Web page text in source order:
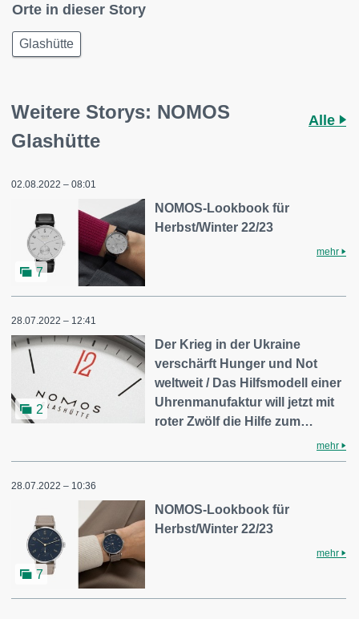
Orte in dieser Story
Glashütte
Weitere Storys: NOMOS
Glashütte
Alle
02.08.2022 – 08:01
7
NOMOS-Lookbook für
Herbst/Winter 22/23
mehr
28.07.2022 – 12:41
2
Der Krieg in der Ukraine
verschärft Hunger und Not
weltweit / Das Hilfsmodell einer
Uhrenmanufaktur will jetzt mit
roter Zwölf die Hilfe zum…
mehr
28.07.2022 – 10:36
7
NOMOS-Lookbook für
Herbst/Winter 22/23
mehr